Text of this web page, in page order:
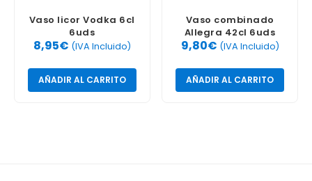
Vaso licor Vodka 6cl
6uds
8,95€ (IVA Incluido)
AÑADIR AL CARRITO
Vaso combinado
Allegra 42cl 6uds
9,80€ (IVA Incluido)
AÑADIR AL CARRITO